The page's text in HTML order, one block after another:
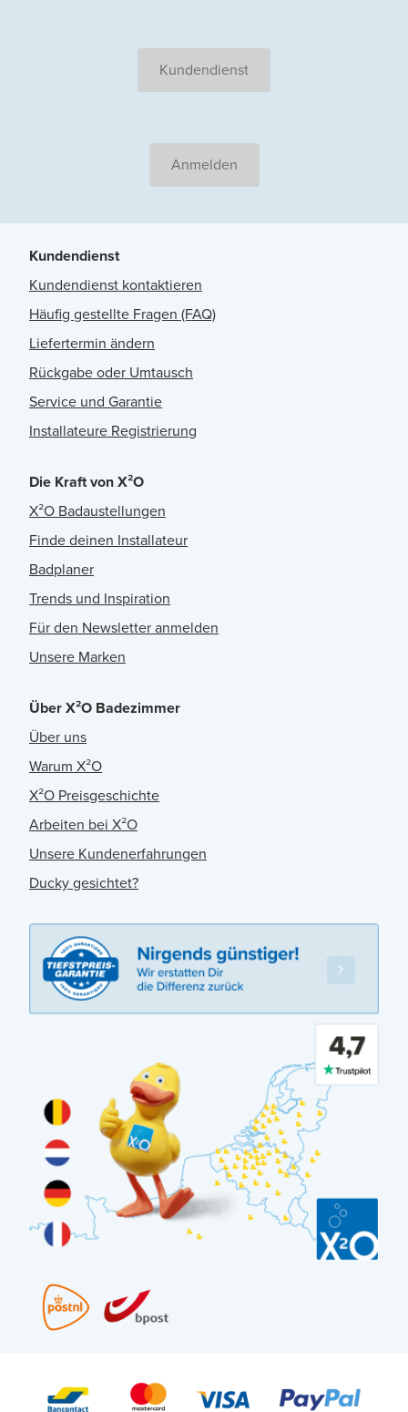
Kundendienst
Anmelden
Kundendienst
Kundendienst kontaktieren
Häufig gestellte Fragen (FAQ)
Liefertermin ändern
Rückgabe oder Umtausch
Service und Garantie
Installateure Registrierung
Die Kraft von X²O
X²O Badaustellungen
Finde deinen Installateur
Badplaner
Trends und Inspiration
Für den Newsletter anmelden
Unsere Marken
Über X²O Badezimmer
Über uns
Warum X²O
X²O Preisgeschichte
Arbeiten bei X²O
Unsere Kundenerfahrungen
Ducky gesichtet?